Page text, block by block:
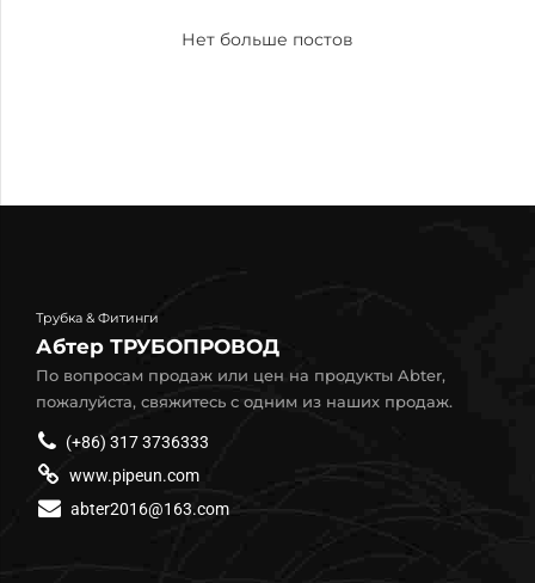
Нет больше постов
Трубка & Фитинги
Абтер ТРУБОПРОВОД
По вопросам продаж или цен на продукты Abter,
пожалуйста, свяжитесь с одним из наших продаж.
(+86) 317 3736333
www.pipeun.com
abter2016@163.com